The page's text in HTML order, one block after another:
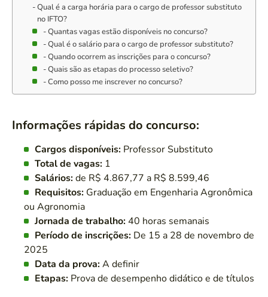
Qual é a carga horária para o cargo de professor substituto
no IFTO?
Quantas vagas estão disponíveis no concurso?
Qual é o salário para o cargo de professor substituto?
Quando ocorrem as inscrições para o concurso?
Quais são as etapas do processo seletivo?
Como posso me inscrever no concurso?
Informações rápidas do concurso:
Cargos disponíveis: Professor Substituto
Total de vagas: 1
Salários:de R$ 4.867,77 a R$ 8.599,46
Requisitos: Graduação em Engenharia Agronômica
ou Agronomia
Jornada de trabalho:40 horas semanais
Período de inscrições: De 15 a 28 de novembro de
2025
Data da prova:A definir
Etapas: Prova de desempenho didático e de títulos